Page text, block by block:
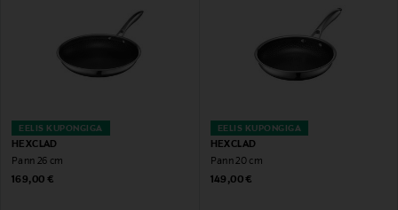
EELIS KUPONGIGA
HEXCLAD
Pann 26 cm
Original Price
169,00 €
EELIS KUPONGIGA
HEXCLAD
Pann 20 cm
Original Price
149,00 €